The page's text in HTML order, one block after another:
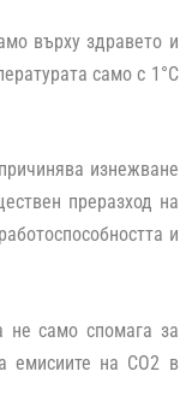
върху здравето и
само с 1°С
изнежване
преразход на
и
не само спомага за
емисиите на CO2 в